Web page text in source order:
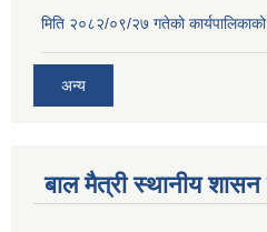
मिति २०८२/०९/२७ गतेकाे
अन्य
बाल मैत्री स्थानीय शासन